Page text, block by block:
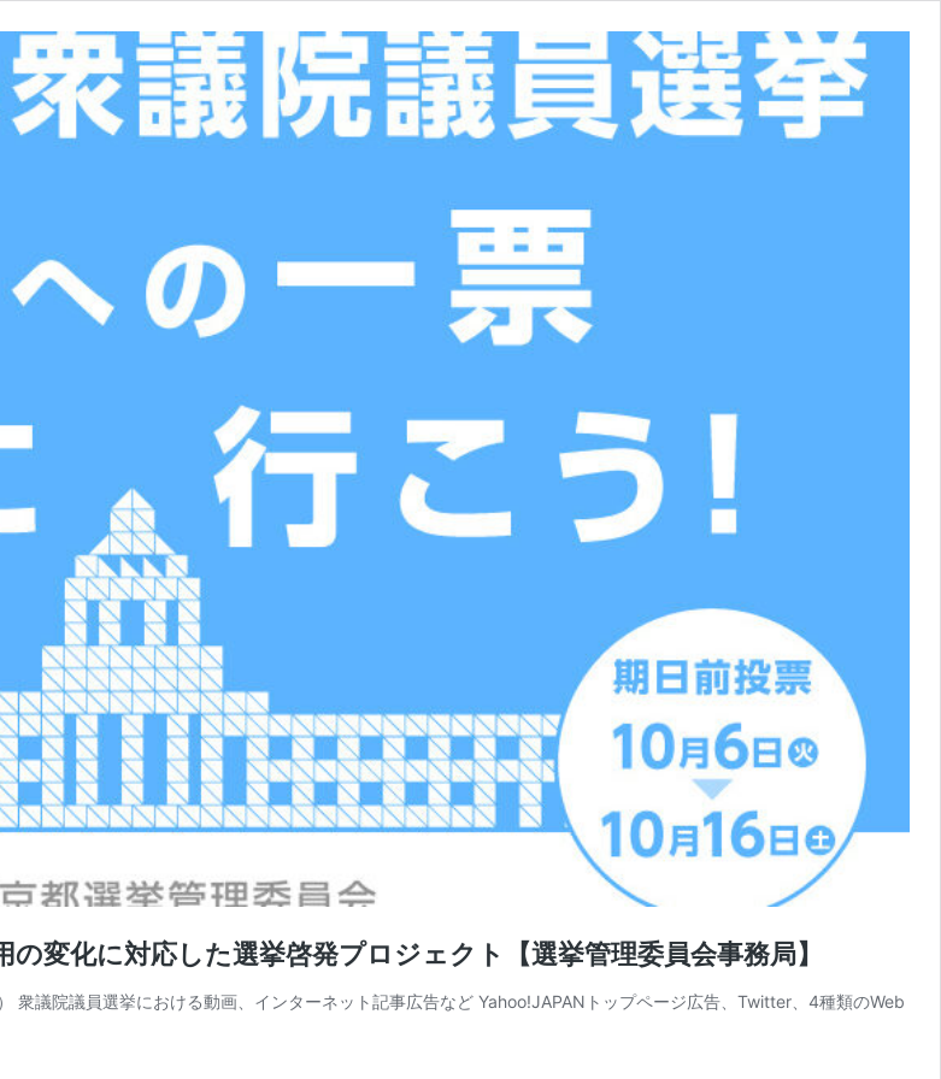
変化に対応した選挙啓発プロジェクト【選挙管理委員会事務局】
議院議員選挙における動画、インターネット記事広告など Yahoo!JAPANトップページ広告、Twitter、4種類のWeb